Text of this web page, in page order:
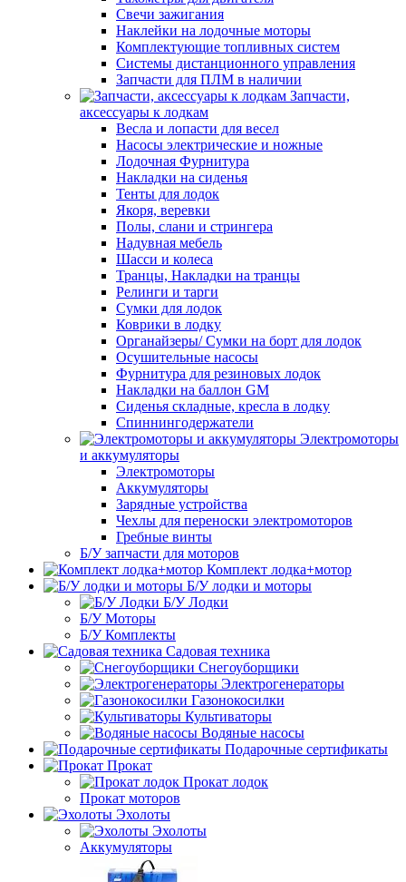
Свечи зажигания
Наклейки на лодочные моторы
Комплектующие топливных систем
Системы дистанционного управления
Запчасти для ПЛМ в наличии
Запчасти,
аксессуары к лодкам
Весла и лопасти для весел
Насосы электрические и ножные
Лодочная Фурнитура
Накладки на сиденья
Тенты для лодок
Якоря, веревки
Полы, слани и стрингера
Надувная мебель
Шасси и колеса
Транцы, Накладки на транцы
Релинги и тарги
Сумки для лодок
Коврики в лодку
Органайзеры/ Сумки на борт для лодок
Осушительные насосы
Фурнитура для резиновых лодок
Накладки на баллон GM
Сиденья складные, кресла в лодку
Спиннингодержатели
Электромоторы
и аккумуляторы
Электромоторы
Аккумуляторы
Зарядные устройства
Чехлы для переноски электромоторов
Гребные винты
Б/У запчасти для моторов
Комплект лодка+мотор
Б/У лодки и моторы
Б/У Лодки
Б/У Моторы
Б/У Комплекты
Садовая техника
Снегоуборщики
Электрогенераторы
Газонокосилки
Культиваторы
Водяные насосы
Подарочные сертификаты
Прокат
Прокат лодок
Прокат моторов
Эхолоты
Эхолоты
Аккумуляторы